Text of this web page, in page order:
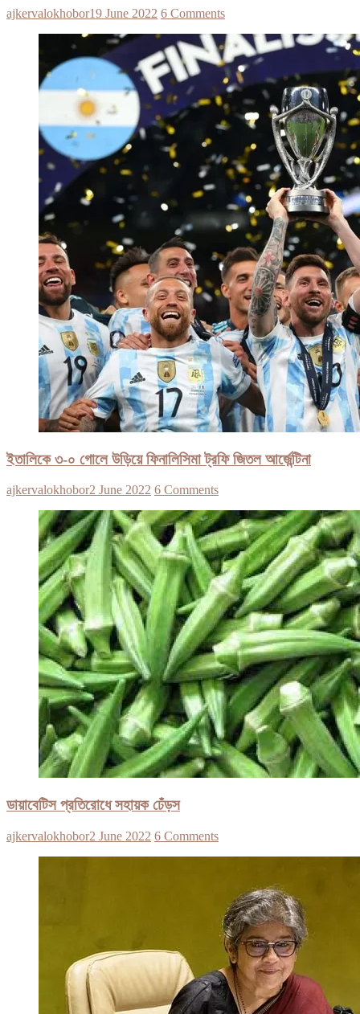
ajkervalokhobor19 June 2022 6 Comments
ইতালিকে ৩-০ গোলে উড়িয়ে ফিনালিসিমা ট্রফি জিতল আর্জেন্টিনা
ajkervalokhobor2 June 2022 6 Comments
ডায়াবেটিস প্রতিরোধে সহায়ক ঢেঁড়স
ajkervalokhobor2 June 2022 6 Comments